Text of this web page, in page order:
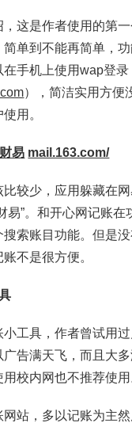
，这是作者使用的第
简单到不能再简单，
手机上使用wap登录
），简洁实用方便
用。
易 mail.163.com/
较少，应用躲藏在
易”。和开心网记账在
索账目功能。但是
不是很方便。
工具，作者曾试用
告满天飞，而且大
校内网也不推荐使用
网站，多以记账为主